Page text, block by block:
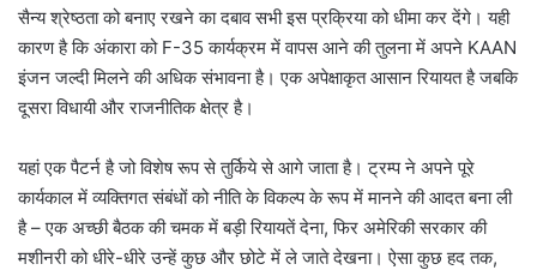
सैन्य श्रेष्ठता को बनाए रखने का दबाव सभी इस प्रक्रिया को धीमा कर देंगे। यही
कारण है कि अंकारा को F-35 कार्यक्रम में वापस आने की तुलना में अपने KAAN
इंजन जल्दी मिलने की अधिक संभावना है। एक अपेक्षाकृत आसान रियायत है जबकि
दूसरा विधायी और राजनीतिक क्षेत्र है।
यहां एक पैटर्न है जो विशेष रूप से तुर्किये से आगे जाता है। ट्रम्प ने अपने पूरे
कार्यकाल में व्यक्तिगत संबंधों को नीति के विकल्प के रूप में मानने की आदत बना ली
है – एक अच्छी बैठक की चमक में बड़ी रियायतें देना, फिर अमेरिकी सरकार की
मशीनरी को धीरे-धीरे उन्हें कुछ और छोटे में ले जाते देखना। ऐसा कुछ हद तक,